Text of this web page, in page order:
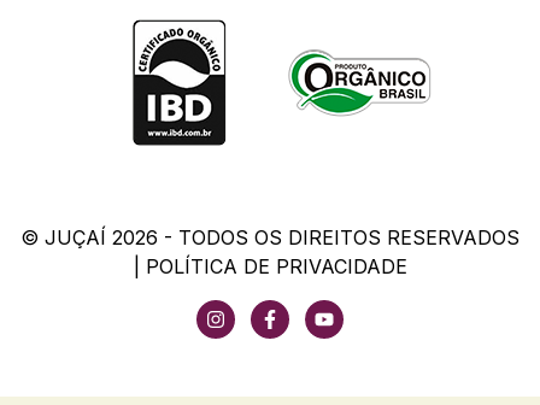
© JUÇAÍ 2026 - TODOS OS DIREITOS RESERVADOS
POLÍTICA DE PRIVACIDADE